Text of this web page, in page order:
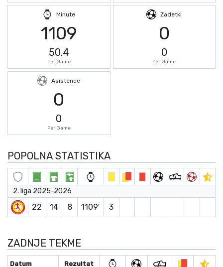
Minute
1109
50.4
Per Game
Zadetki
0
0
Per Game
Asistence
0
0
Per Game
POPOLNA STATISTIKA
2. liga 2025-2026
22 14 8 1109′ 3
ZADNJE TEKME
Datum Rezultat